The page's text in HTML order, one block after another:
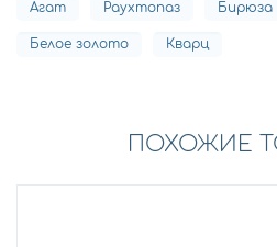
Агат Раухтопаз Бирюза
Белое золото Кварц
ПОХОЖИЕ